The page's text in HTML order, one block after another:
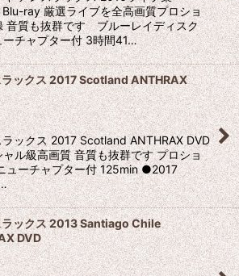
ray 厳選ライブを全高画質プロショ
音質も抜群です ブルーレイディスク
ーチャプター付 3時間41…
ックス 2017 Scotland ANTHRAX
ックス 2017 Scotland ANTHRAX DVD
ャル級高画質 音質も抜群です プロショ
ューチャプター付 125min ●2017
ラックス 2013 Santiago Chile
DVD